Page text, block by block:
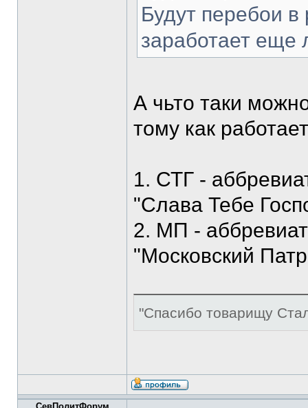
Будут перебои в
заработает
А чьто таки
тому как
1. СТГ -
"Слава Тебе
2. МП -
"Московский
"Спасибо товарищу